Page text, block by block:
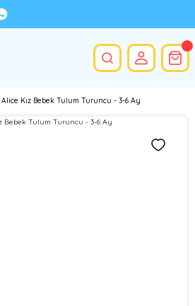
Alice Kız Bebek Tulum Turuncu - 3-6 Ay